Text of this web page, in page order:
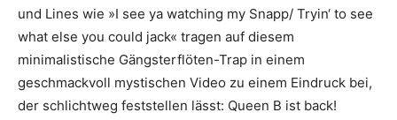
und Lines wie »I see ya watching my Snapp/ Tryin‘ to see
what else you could jack« tragen auf diesem
minimalistische Gängsterflöten-Trap in einem
geschmackvoll mystischen Video zu einem Eindruck bei,
der schlichtweg feststellen lässt: Queen B ist back!